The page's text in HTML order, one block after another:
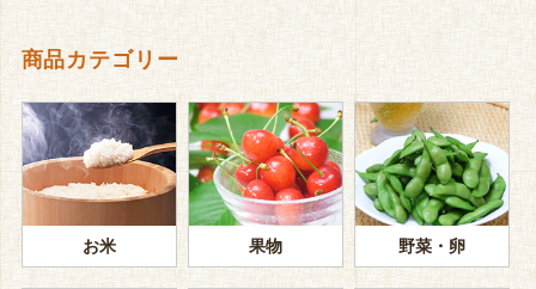
商品カテゴリー
お米 果物 野菜・卵